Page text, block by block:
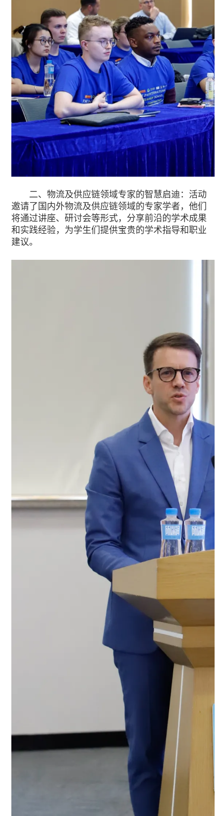
二、物流及供应链领域专家的智慧启迪：活动
邀请了国内外物流及供应链领域的专家学者，他们
将通过讲座、研讨会等形式，分享前沿的学术成果
和实践经验，为学生们提供宝贵的学术指导和职业
建议。